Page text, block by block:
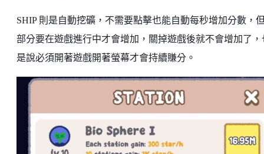
SHIP 則是自動挖礦，不需要點擊也能自動每秒增加分數，
部分要在遊戲進行中才會增加，關掉遊戲後就不會增加了，
是說必須開著遊戲開著螢幕才會持續賺分。